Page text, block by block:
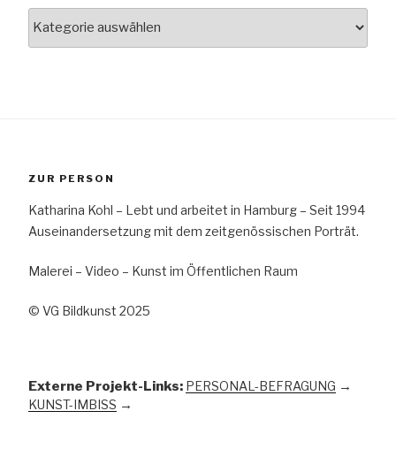
ZUR PERSON
Katharina Kohl – Lebt und arbeitet in Hamburg – Seit 1994
Auseinandersetzung mit dem zeitgenössischen Porträt.
Malerei – Video – Kunst im Öffentlichen Raum
© VG Bildkunst 2025
Externe Projekt-Links: PERSONAL-BEFRAGUNG →
KUNST-IMBISS →